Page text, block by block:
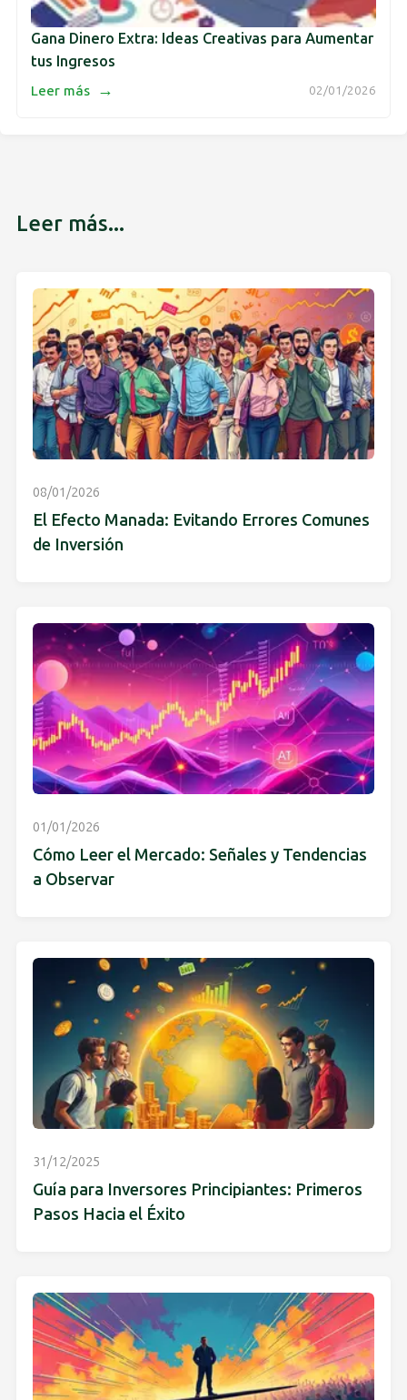
Gana Dinero Extra: Ideas Creativas para Aumentar
tus Ingresos
02/01/2026
Leer más →
Leer más...
08/01/2026
El Efecto Manada: Evitando Errores Comunes
de Inversión
01/01/2026
Cómo Leer el Mercado: Señales y Tendencias
a Observar
31/12/2025
Guía para Inversores Principiantes: Primeros
Pasos Hacia el Éxito